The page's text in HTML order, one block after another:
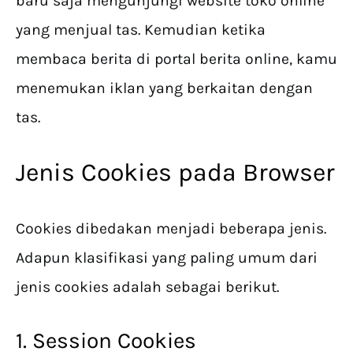
yang menjual tas. Kemudian ketika
membaca berita di portal berita online, kamu
menemukan iklan yang berkaitan dengan
tas.
Jenis Cookies pada Browser
Cookies dibedakan menjadi beberapa jenis.
Adapun klasifikasi yang paling umum dari
jenis cookies adalah sebagai berikut.
1. Session Cookies